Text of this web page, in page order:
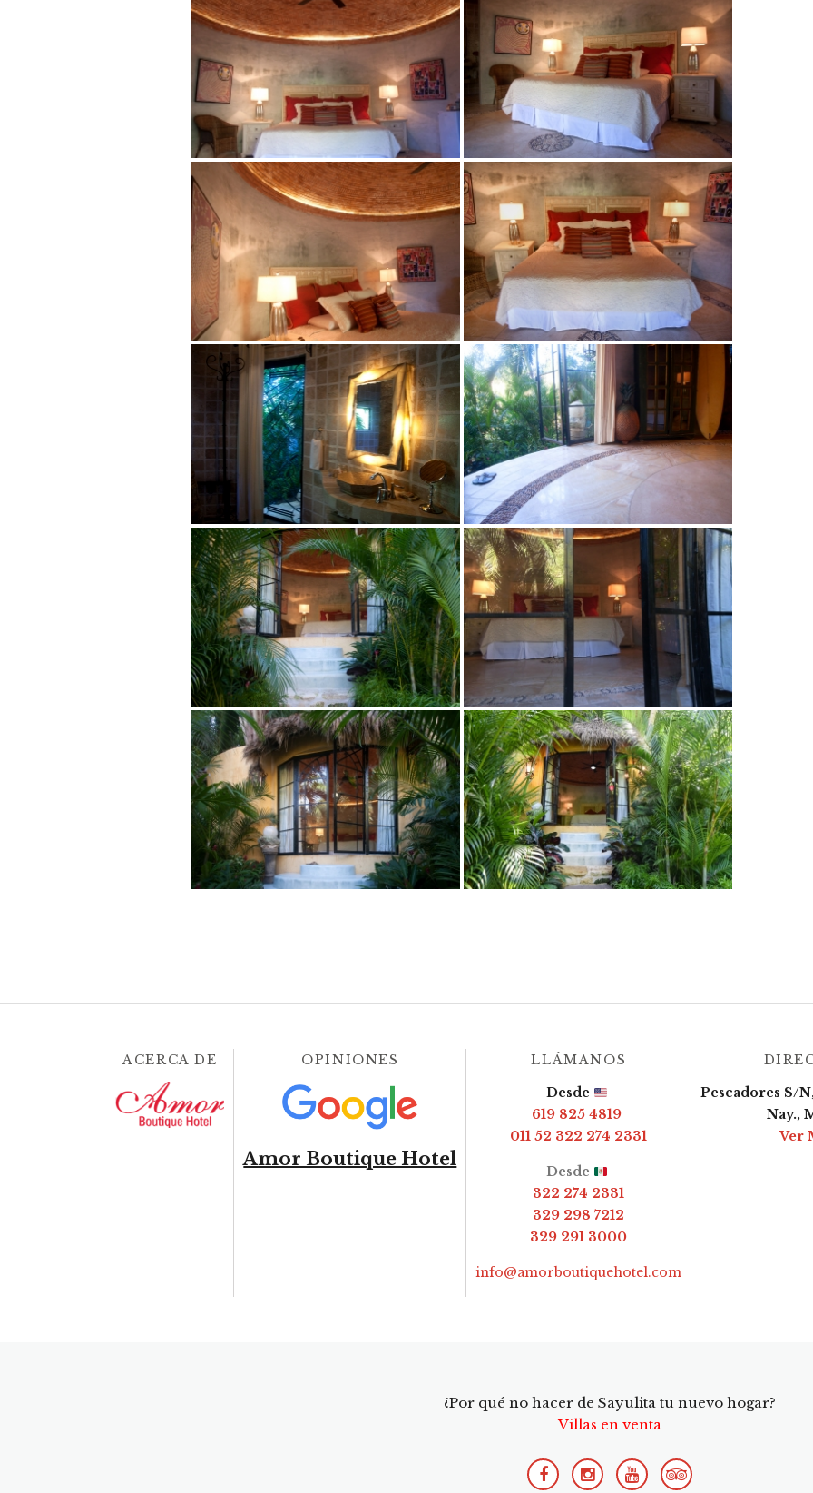
ACERCA DE OPINIONES
Amor Boutique Hotel
LLÁMANOS
Desde
619 825 4819
011 52 322 274 2331
Desde
322 274 2331
329 298 7212
329 291 3000
info@amorboutiquehotel.com
Pescadores S/
Nay.,
Ver
¿Por qué no hacer de Sayulita tu nuevo hogar?
Villas en venta